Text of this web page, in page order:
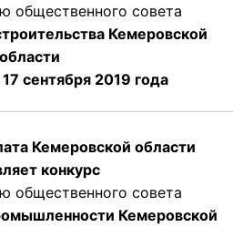
общественного совета
Кемеровской
области
17 сентября 2019 года
Кемеровской области
конкурс
общественного совета
Кемеровской